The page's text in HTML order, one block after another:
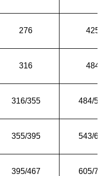
276 425
316 484
316/355 484/
355/395 543/
395/467 605/